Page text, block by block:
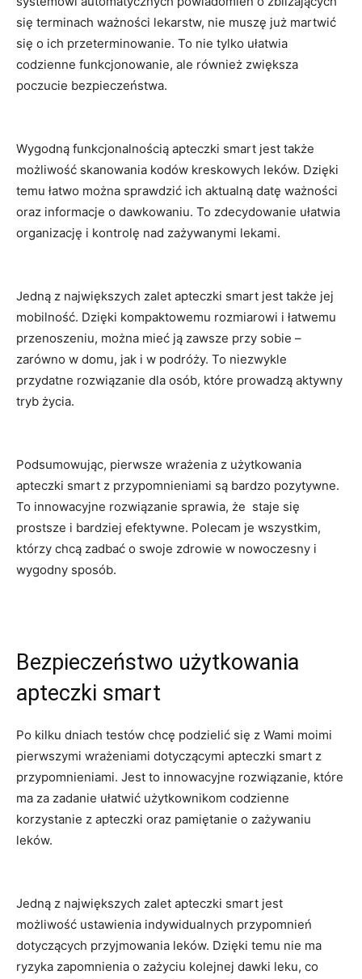
się terminach ‌ważności lekarstw, nie muszę już martwić
się o ich przeterminowanie. To ⁤nie tylko ułatwia
codzienne funkcjonowanie, ale ​również zwiększa⁢
poczucie bezpieczeństwa.
Wygodną⁣ funkcjonalnością⁢ apteczki smart⁤ jest także
możliwość ⁣skanowania kodów⁤ kreskowych‍ leków. Dzięki
temu⁤ łatwo można sprawdzić⁢ ich aktualną datę‌ ważności
oraz informacje o dawkowaniu. To⁤ zdecydowanie‌ ułatwia
organizację i kontrolę nad zażywanymi lekami.
Jedną z największych zalet ⁣apteczki smart jest także ​jej
mobilność. Dzięki kompaktowemu rozmiarowi i łatwemu
przenoszeniu, można mieć ją zawsze przy‌ sobie‍ –
zarówno ⁤w domu, jak i w ⁤podróży. To niezwykle
przydatne rozwiązanie dla osób, które prowadzą aktywny
tryb życia.
Podsumowując, ​pierwsze wrażenia z użytkowania
apteczki smart z ⁣przypomnieniami są bardzo pozytywne.
To innowacyjne ⁣rozwiązanie sprawia, ‌że ‌ staje się
prostsze i bardziej efektywne. Polecam ​je wszystkim,
którzy chcą ⁤zadbać o swoje zdrowie w nowoczesny i
⁣wygodny sposób.
Bezpieczeństwo użytkowania⁣
apteczki smart
Po kilku dniach⁢ testów chcę podzielić się‍ z Wami moimi⁣
pierwszymi wrażeniami​ dotyczącymi apteczki smart ⁢z⁣
przypomnieniami.​ Jest to innowacyjne rozwiązanie, które
ma za zadanie ⁢ułatwić użytkownikom codzienne
korzystanie z apteczki oraz pamiętanie o zażywaniu
leków.
Jedną ⁤z największych zalet ‌apteczki smart jest
możliwość ustawienia indywidualnych‌ przypomnień
dotyczących przyjmowania leków. Dzięki temu nie ⁤ma
ryzyka zapomnienia o ​zażyciu ⁤kolejnej ⁤dawki leku, co